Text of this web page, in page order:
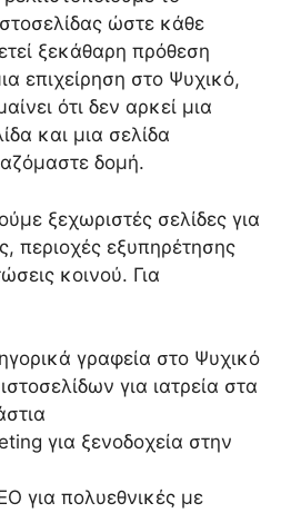
ώστε κάθε
ξεκάθαρη πρόθεση
επιχείρηση στο Ψυχικό,
ότι δεν αρκεί μια
και μια σελίδα
δομή.
ξεχωριστές σελίδες για
περιοχές εξυπηρέτησης
κοινού. Για
γραφεία στο Ψυχικό
για ιατρεία στα
για ξενοδοχεία στην
για πολυεθνικές με